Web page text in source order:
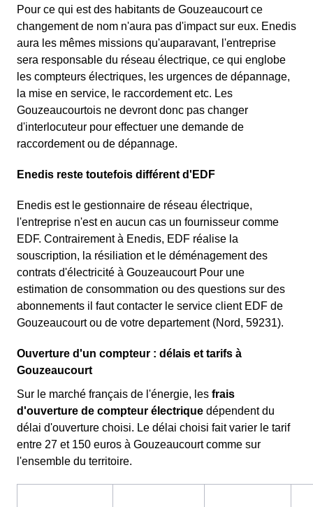
Pour ce qui est des habitants de Gouzeaucourt ce
changement de nom n'aura pas d'impact sur eux. Enedis
aura les mêmes missions qu'auparavant, l'entreprise
sera responsable du réseau électrique, ce qui englobe
les compteurs électriques, les urgences de dépannage,
la mise en service, le raccordement etc. Les
Gouzeaucourtois ne devront donc pas changer
d'interlocuteur pour effectuer une demande de
raccordement ou de dépannage.
Enedis reste toutefois différent d'EDF
Enedis est le gestionnaire de réseau électrique,
l'entreprise n'est en aucun cas un fournisseur comme
EDF. Contrairement à Enedis, EDF réalise la
souscription, la résiliation et le déménagement des
contrats d'électricité à Gouzeaucourt Pour une
estimation de consommation ou des questions sur des
abonnements il faut contacter le service client EDF de
Gouzeaucourt ou de votre departement (Nord, 59231).
Ouverture d'un compteur : délais et tarifs à
Gouzeaucourt
Sur le marché français de l'énergie, les frais
d'ouverture de compteur électrique dépendent du
délai d'ouverture choisi. Le délai choisi fait varier le tarif
entre 27 et 150 euros à Gouzeaucourt comme sur
l'ensemble du territoire.